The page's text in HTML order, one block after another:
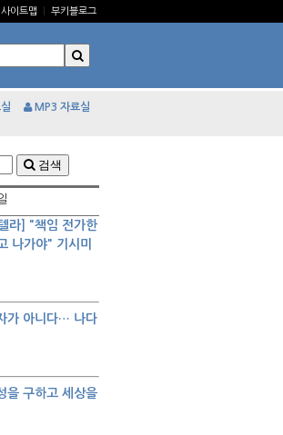
사이트맵 부키블로그
MP3 자료실
검색
라] "책임 전가한
나가야" 기시미
가 아니다… 나다
을 구하고 세상을